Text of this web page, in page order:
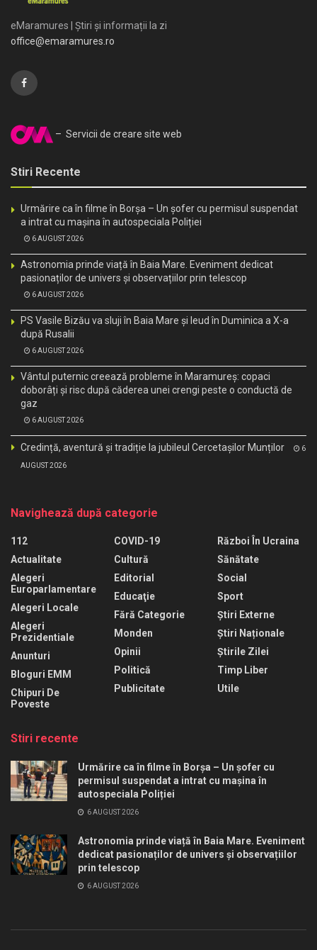
eMaramures | Știri și informații la zi
office@emaramures.ro
– Servicii de creare site web
Stiri Recente
Urmărire ca în filme în Borșa – Un șofer cu permisul suspendat
a intrat cu mașina în autospeciala Poliției
6 AUGUST 2026
Astronomia prinde viață în Baia Mare. Eveniment dedicat
pasionaților de univers și observațiilor prin telescop
6 AUGUST 2026
PS Vasile Bizău va sluji în Baia Mare și Ieud în Duminica a X-a
după Rusalii
6 AUGUST 2026
Vântul puternic creează probleme în Maramureș: copaci
doborâți și risc după căderea unei crengi peste o conductă de
gaz
6 AUGUST 2026
Credință, aventură și tradiție la jubileul Cercetașilor Munților 6
AUGUST 2026
Navighează după categorie
112
Actualitate
Alegeri
Europarlamentare
Alegeri Locale
Alegeri
Prezidentiale
Anunturi
Bloguri EMM
Chipuri De
Poveste
COVID-19
Cultură
Editorial
Educaţie
Fără Categorie
Monden
Opinii
Politică
Publicitate
Război În Ucraina
Sănătate
Social
Sport
Știri Externe
Știri Naționale
Știrile Zilei
Timp Liber
Utile
Stiri recente
Urmărire ca în filme în Borșa – Un șofer cu
permisul suspendat a intrat cu mașina în
autospeciala Poliției
6 AUGUST 2026
Astronomia prinde viață în Baia Mare. Eveniment
dedicat pasionaților de univers și observațiilor
prin telescop
6 AUGUST 2026